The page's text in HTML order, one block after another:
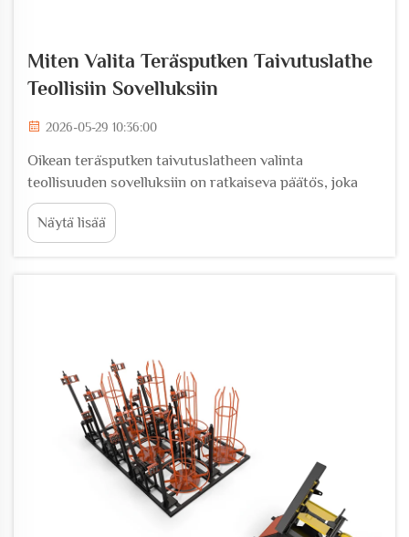
Miten Valita Teräsputken Taivutuslathe
Teollisiin Sovelluksiin
2026-05-29 10:36:00
Oikean teräsputken taivutuslatheen valinta
teollisuuden sovelluksiin on ratkaiseva päätös, joka
vaikuttaa suoraan tuotannon tehokkuuteen,
toimintakustannuksiin ja tuotteiden laatuun rakennus-
ja valmistusympäristöissä. Kun tarve
Näytä lisää